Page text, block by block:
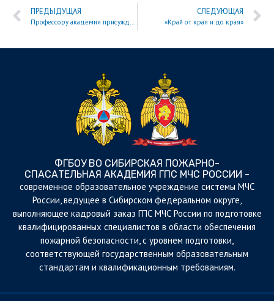
ПРЕДЫДУЩАЯ
Профессору академии присуждена государственная премия в сфере профессионального образования
СЛЕДУЮЩАЯ
«Край от края и до края»
ФГБОУ ВО СИБИРСКАЯ ПОЖАРНО-
СПАСАТЕЛЬНАЯ АКАДЕМИЯ ГПС МЧС РОССИИ -
cовременное образовательное учреждение системы МЧС
России, ведущее в Сибирском федеральном округе,
выполняющее кадровый заказ ГПС МЧС России по подготовке
квалифицированных специалистов в области обеспечения
пожарной безопасности, с уровнем подготовки,
соответствующей государственным образовательным
стандартам и квалификационным требованиям.